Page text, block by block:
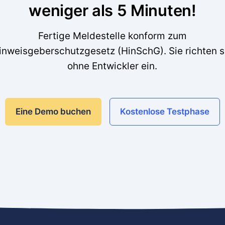
weniger als 5 Minuten!
Fertige Meldestelle konform zum
(HinSchG). Sie richten
ohne Entwickler ein.
Eine Demo buchen Kostenlose Testphase